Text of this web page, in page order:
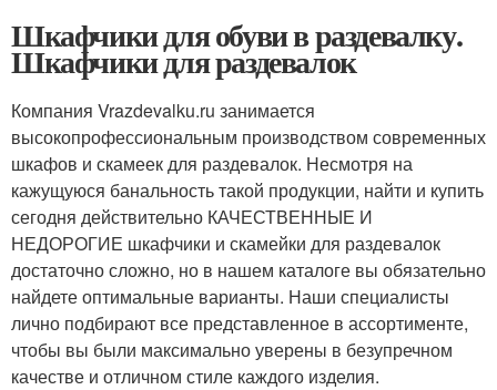
Шкафчики для обуви в раздевалку.
Шкафчики для раздевалок
Компания Vrazdevalku.ru занимается
высокопрофессиональным производством современных
шкафов и скамеек для раздевалок. Несмотря на
кажущуюся банальность такой продукции, найти и купить
сегодня действительно КАЧЕСТВЕННЫЕ И
НЕДОРОГИЕ шкафчики и скамейки для раздевалок
достаточно сложно, но в нашем каталоге вы обязательно
найдете оптимальные варианты. Наши специалисты
лично подбирают все представленное в ассортименте,
чтобы вы были максимально уверены в безупречном
качестве и отличном стиле каждого изделия.